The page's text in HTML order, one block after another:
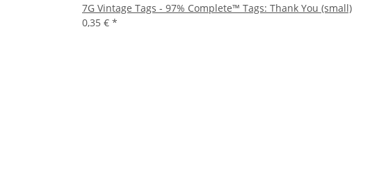
7G Vintage Tags - 97% Complete™ Tags: Thank You (small)
0,35 € *